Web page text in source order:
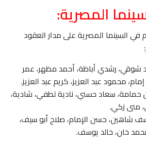
المصرية:
في السينما المصرية على مدار العقود
شوقي، رشدي أباظة، أحمد مظهر، عمر
محمود عبد العزيز، كريم عبد العزيز.
حمامة، سعاد حسني، نادية لطفي، شادية،
منى زكي.
شاهين، حسن الإمام، صلاح أبو سيف،
خان، خالد يوسف.